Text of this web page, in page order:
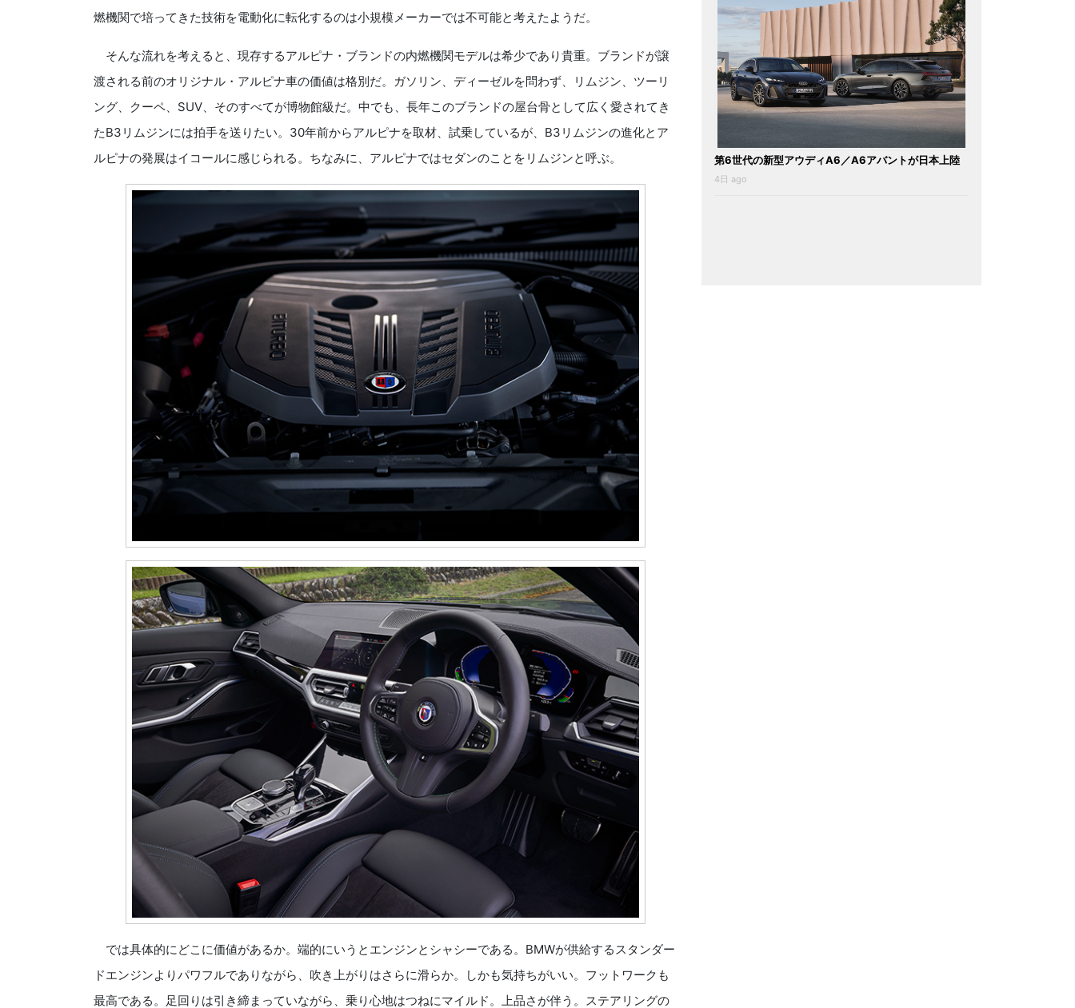
燃機関で培ってきた技術を電動化に転化するのは小規模メーカーでは不可能と考えたようだ。
そんな流れを考えると、現存するアルピナ・ブランドの内燃機関モデルは希少であり貴重。ブランドが譲
渡される前のオリジナル・アルピナ車の価値は格別だ。ガソリン、ディーゼルを問わず、リムジン、ツーリ
ング、クーペ、SUV、そのすべてが博物館級だ。中でも、長年このブランドの屋台骨として広く愛されてき
たB3リムジンには拍手を送りたい。30年前からアルピナを取材、試乗しているが、B3リムジンの進化とア
ルピナの発展はイコールに感じられる。ちなみに、アルピナではセダンのことをリムジンと呼ぶ。
では具体的にどこに価値があるか。端的にいうとエンジンとシャシーである。BMWが供給するスタンダー
ドエンジンよりパワフルでありながら、吹き上がりはさらに滑らか。しかも気持ちがいい。フットワークも
最高である。足回りは引き締まっていながら、乗り心地はつねにマイルド。上品さが伴う。ステアリングの
第6世代の新型アウディA6／A6アバントが日本上陸
4日 ago